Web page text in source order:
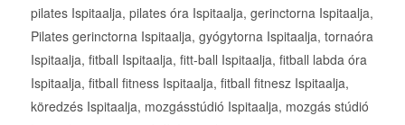
pilates Ispitaalja, pilates óra Ispitaalja, gerinctorna Ispitaalja,
Pilates gerinctorna Ispitaalja, gyógytorna Ispitaalja, tornaóra
Ispitaalja, fitball Ispitaalja, fitt-ball Ispitaalja, fitball labda óra
Ispitaalja, fitball fitness Ispitaalja, fitball fitnesz Ispitaalja,
köredzés Ispitaalja, mozgásstúdió Ispitaalja, mozgás stúdió